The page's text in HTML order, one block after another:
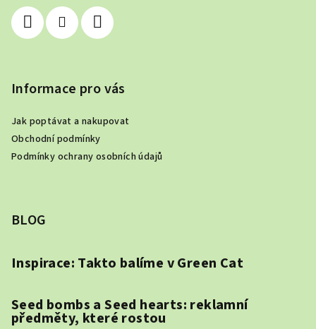
Informace pro vás
Jak poptávat a nakupovat
Obchodní podmínky
Podmínky ochrany osobních údajů
BLOG
Inspirace: Takto balíme v Green Cat
Seed bombs a Seed hearts: reklamní
předměty, které rostou